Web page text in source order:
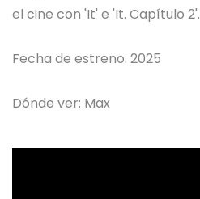
el cine con 'It' e 'It. Capítulo 2'.
Fecha de estreno: 2025
Dónde ver: Max